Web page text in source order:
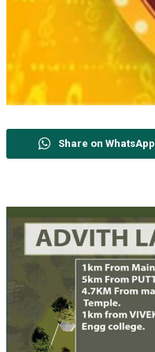
Share on WhatsApp